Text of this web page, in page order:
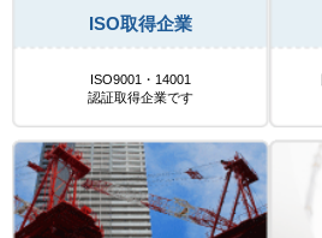
ISO取得企業
ISO9001・14001
認証取得企業です